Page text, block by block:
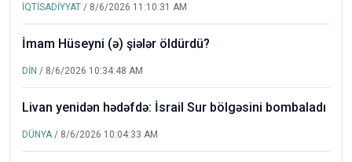
İQTİSADİYYAT / 8/6/2026 11:10:31 AM
İmam Hüseyni (ə) şiələr öldürdü?
DİN / 8/6/2026 10:34:48 AM
Livan yenidən hədəfdə: İsrail Sur bölgəsini bombaladı
DÜNYA / 8/6/2026 10:04:33 AM